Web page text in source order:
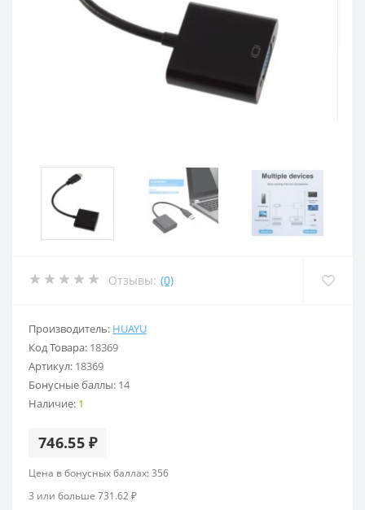
Отзывы: (0)
Производитель: HUAYU
Код Товара: 18369
Артикул: 18369
Бонусные баллы: 14
Наличие: 1
746.55 ₽
Цена в бонусных баллах: 356
3 или больше 731.62 ₽